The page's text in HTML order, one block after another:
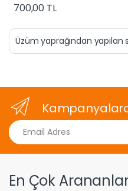
700,00 TL
Üzüm yaprağından yapılan
Email Adres
En Çok